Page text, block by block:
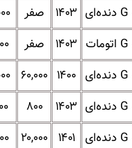
۱۴۰۳ صفر
۱۴۰۳ صفر
۱۴۰۰ ۶۰,۰۰۰
۱۴۰۳ ۸۰۰
۱۴۰۱ ۲۰,۰۰۰